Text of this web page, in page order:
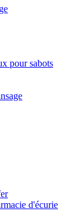
pour sabots
d'écurie